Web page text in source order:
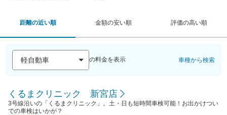
距離の近い順 金額の安い順 評価の高い順
の料金を表示 車種から検索
くるまクリニック 新宮店
3号線沿いの「くるまクリニック」。土・日も短時間車検可能！お出かけつい
での車検はいかが？